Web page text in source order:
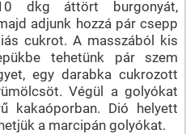
dkg áttört burgonyát,
adjunk hozzá pár csepp
cukrot. A masszából kis
tehetünk pár szem
egy darabka cukrozott
Végül a golyókat
kakaóporban. Dió helyett
a marcipán golyókat.